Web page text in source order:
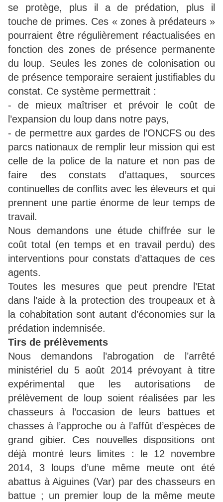
se protège, plus il a de prédation, plus il
touche de primes. Ces « zones à prédateurs »
pourraient être régulièrement réactualisées en
fonction des zones de présence permanente
du loup. Seules les zones de colonisation ou
de présence temporaire seraient justifiables du
constat. Ce système permettrait :
- de mieux maîtriser et prévoir le coût de
l’expansion du loup dans notre pays,
- de permettre aux gardes de l’ONCFS ou des
parcs nationaux de remplir leur mission qui est
celle de la police de la nature et non pas de
faire des constats d’attaques, sources
continuelles de conflits avec les éleveurs et qui
prennent une partie énorme de leur temps de
travail.
Nous demandons une étude chiffrée sur le
coût total (en temps et en travail perdu) des
interventions pour constats d’attaques de ces
agents.
Toutes les mesures que peut prendre l’Etat
dans l’aide à la protection des troupeaux et à
la cohabitation sont autant d’économies sur la
prédation indemnisée.
Tirs de prélèvements
Nous demandons l’abrogation de l’arrêté
ministériel du 5 août 2014 prévoyant à titre
expérimental que les autorisations de
prélèvement de loup soient réalisées par les
chasseurs à l’occasion de leurs battues et
chasses à l’approche ou à l’affût d’espèces de
grand gibier. Ces nouvelles dispositions ont
déjà montré leurs limites : le 12 novembre
2014, 3 loups d’une même meute ont été
abattus à Aiguines (Var) par des chasseurs en
battue ; un premier loup de la même meute